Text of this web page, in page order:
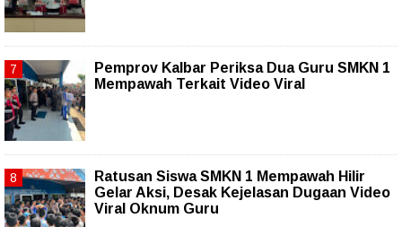
Pemprov Kalbar Periksa Dua Guru SMKN 1
Mempawah Terkait Video Viral
Ratusan Siswa SMKN 1 Mempawah Hilir
Gelar Aksi, Desak Kejelasan Dugaan Video
Viral Oknum Guru